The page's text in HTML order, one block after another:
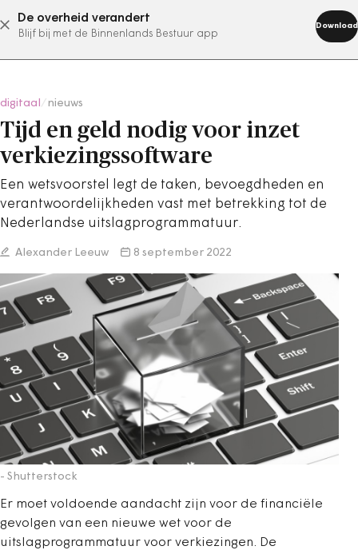
De overheid verandert
Blijf bij met de Binnenlands Bestuur app
Download
abonneer nu
digitaal nieuws
Tijd en geld nodig voor inzet
verkiezingssoftware
Een wetsvoorstel legt de taken, bevoegdheden en
verantwoordelijkheden vast met betrekking tot de
Nederlandse uitslagprogrammatuur.
Alexander Leeuw 8 september 2022
- Shutterstock
Er moet voldoende aandacht zijn voor de financiële
gevolgen van een nieuwe wet voor de
uitslagprogrammatuur voor verkiezingen. De